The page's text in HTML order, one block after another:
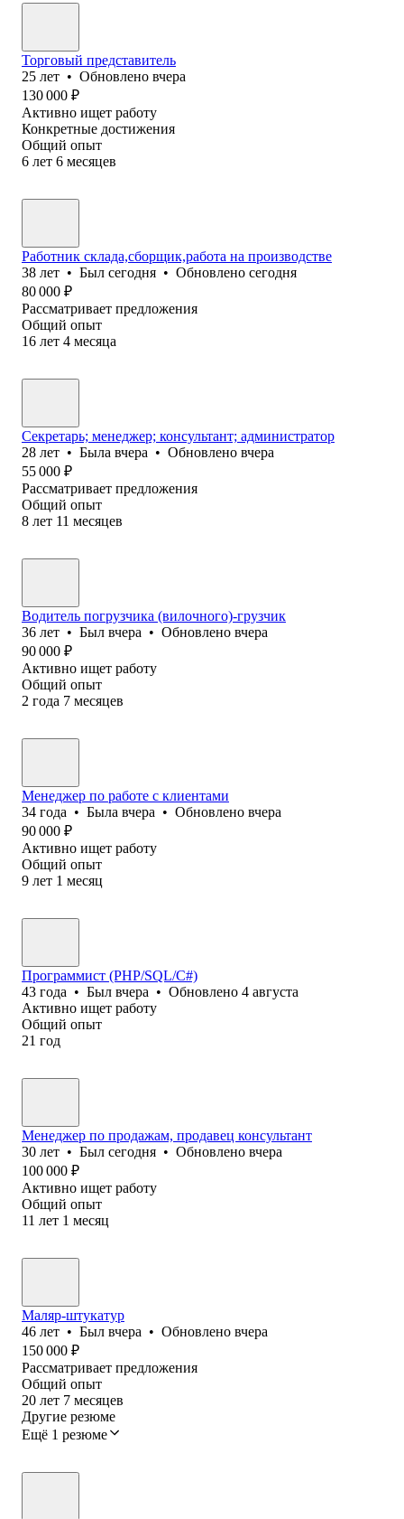
Торговый представитель
25 лет • Обновлено вчера
130 000 ₽
Активно ищет работу
Конкретные достижения
Общий опыт
6 лет 6 месяцев
Работник склада,сборщик,работа на производстве
38 лет • Был сегодня • Обновлено сегодня
80 000 ₽
Рассматривает предложения
Общий опыт
16 лет 4 месяца
Секретарь; менеджер; консультант; администратор
28 лет • Была вчера • Обновлено вчера
55 000 ₽
Рассматривает предложения
Общий опыт
8 лет 11 месяцев
Водитель погрузчика (вилочного)-грузчик
36 лет • Был вчера • Обновлено вчера
90 000 ₽
Активно ищет работу
Общий опыт
2 года 7 месяцев
Менеджер по работе с клиентами
34 года • Была вчера • Обновлено вчера
90 000 ₽
Активно ищет работу
Общий опыт
9 лет 1 месяц
Программист (PHP/SQL/C#)
43 года • Был вчера • Обновлено 4 августа
Активно ищет работу
Общий опыт
21 год
Менеджер по продажам, продавец консультант
30 лет • Был сегодня • Обновлено вчера
100 000 ₽
Активно ищет работу
Общий опыт
11 лет 1 месяц
Маляр-штукатур
46 лет • Был вчера • Обновлено вчера
150 000 ₽
Рассматривает предложения
Общий опыт
20 лет 7 месяцев
Другие резюме
Ещё 1 резюме